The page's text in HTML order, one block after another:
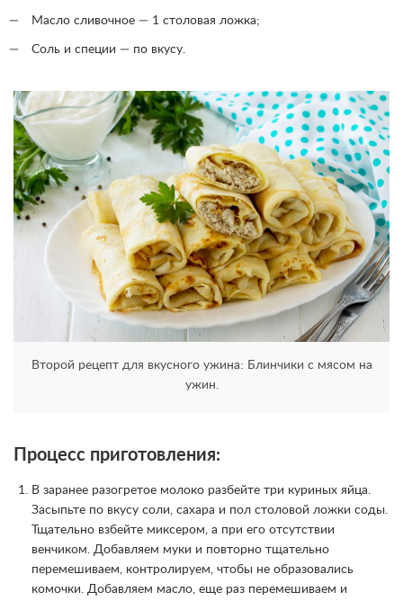
Масло сливочное — 1 столовая ложка;
Соль и специи — по вкусу.
Второй рецепт для вкусного ужина: Блинчики с мясом на
ужин.
Процесс приготовления:
В заранее разогретое молоко разбейте три куриных яйца.
Засыпьте по вкусу соли, сахара и пол столовой ложки соды.
Тщательно взбейте миксером, а при его отсутствии
венчиком. Добавляем муки и повторно тщательно
перемешиваем, контролируем, чтобы не образовались
комочки. Добавляем масло, еще раз перемешиваем и